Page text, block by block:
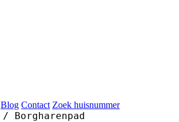
Blog Contact Zoek huisnummer
/ Borgharenpad